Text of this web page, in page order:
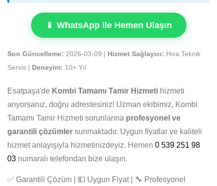
📱 WhatsApp ile Hemen Ulaşın
Son Güncelleme: 2026-03-09 | Hizmet Sağlayıcı: Hıra Teknik
Servis |
Deneyim: 10+ Yıl
Esatpaşa'de Kombi Tamamı Tamir Hizmeti hizmeti
arıyorsanız, doğru adrestesiniz! Uzman ekibimiz, Kombi
Tamamı Tamir Hizmeti sorunlarına profesyonel ve
garantili çözümler sunmaktadır. Uygun fiyatlar ve kaliteli
hizmet anlayışıyla hizmetinizdeyiz. Hemen 0 539 251 98
03 numaralı telefondan bize ulaşın.
✅ Garantili Çözüm | 💵 Uygun Fiyat | 🔧 Profesyonel